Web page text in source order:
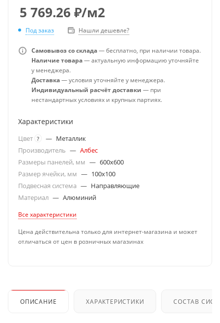
5 769.26 ₽/м2
Под заказ Нашли дешевле?
Самовывоз со склада— бесплатно, при наличии товара.
Наличие товара— актуальную информацию уточняйте
у менеджера.
Доставка— условия уточняйте у менеджера.
Индивидуальный расчёт доставки — при
нестандартных условиях и крупных партиях.
Характеристики
Цвет ? — Металлик
Производитель — Албес
Размеры панелей, мм — 600x600
Размер ячейки, мм — 100x100
Подвесная система — Направляющие
Материал — Алюминий
Все характеристики
Цена действительна только для интернет-магазина и может
отличаться от цен в розничных магазинах
ОПИСАНИЕ ХАРАКТЕРИСТИКИ СОСТАВ